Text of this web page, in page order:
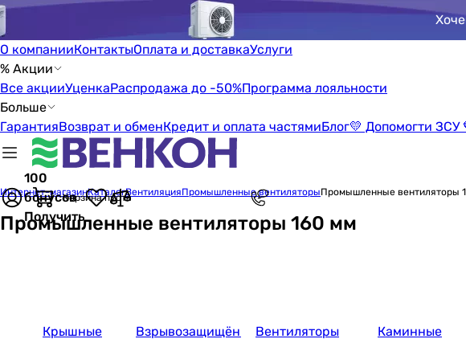
О компанииКонтактыОплата и доставкаУслуги
% Акции
Все акцииУценкаРаспродажа до -50%Программа лояльности
Больше
ГарантияВозврат и обменКредит и оплата частямиБлог💛 Допомогти ЗСУ
100
бонусов
Получить
Корзина пуста
Интернет-магазинКаталогВентиляцияПромышленные вентиляторыПромышленные вентиляторы
Промышленные вентиляторы 160 мм
Крышные
ВзрывозащищённыеВентиляторы
Каминные